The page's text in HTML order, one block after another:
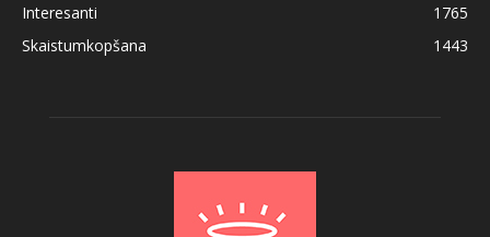
Interesanti
1765
Skaistumkopšana
1443